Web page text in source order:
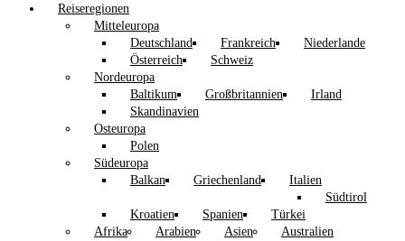
Reiseregionen
Mitteleuropa
Deutschland
Frankreich
Niederlande
Österreich
Schweiz
Nordeuropa
Baltikum
Großbritannien
Irland
Skandinavien
Osteuropa
Polen
Südeuropa
Balkan
Griechenland
Italien
Südtirol
Kroatien
Spanien
Türkei
Afrika
Arabien Asien
Australien